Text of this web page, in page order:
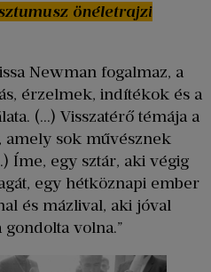
önéletrajzi
Newman fogalmaz, a
érzelmek, indítékok és a
(…) Visszatérő témája a
amely sok művésznek
Íme, egy sztár, aki végig
egy hétköznapi ember
és mázlival, aki jóval
volna.”